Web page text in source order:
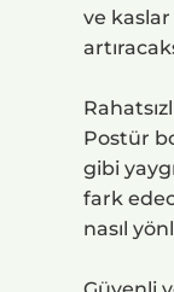
ve kaslar
Postür
gibi
fark
nasıl